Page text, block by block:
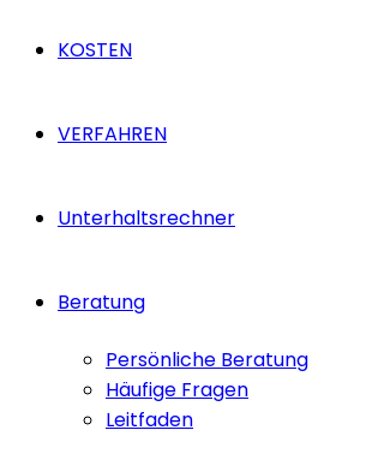
KOSTEN
VERFAHREN
Unterhaltsrechner
Beratung
Persönliche Beratung
Häufige Fragen
Leitfaden